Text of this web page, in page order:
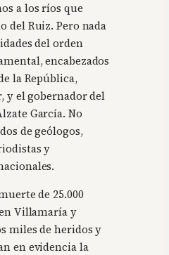
a los ríos que
del Ruiz. Pero nada
del orden
encabezados
la República,
y el gobernador del
García. No
de geólogos,
y
de 25.000
Villamaría y
miles de heridos y
en evidencia la